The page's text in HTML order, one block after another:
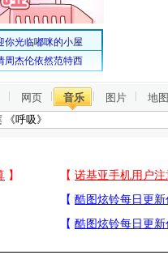
网页 音乐 图片 地图